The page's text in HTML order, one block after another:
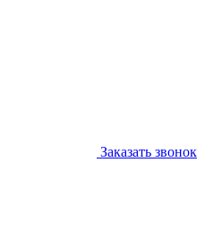
Заказать звонок